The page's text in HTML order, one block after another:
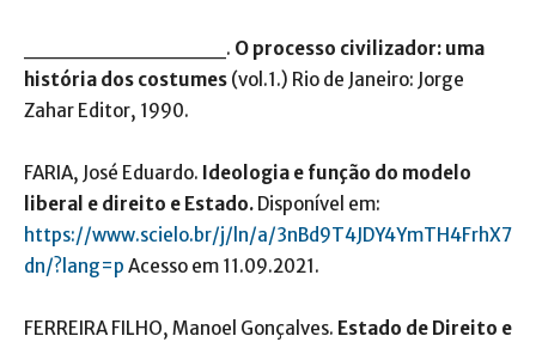
_____________. O processo civilizador: uma
história dos costumes (vol.1.) Rio de Janeiro: Jorge
Zahar Editor, 1990.
FARIA, José Eduardo. Ideologia e função do modelo
liberal e direito e Estado. Disponível em:
https://www.scielo.br/j/ln/a/3nBd9T4JDY4YmTH4FrhX7
dn/?lang=p Acesso em 11.09.2021.
FERREIRA FILHO, Manoel Gonçalves. Estado de Direito e